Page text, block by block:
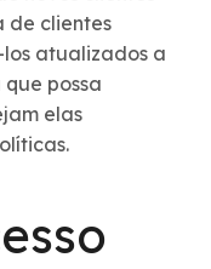
de clientes
atualizados a
possa
elas